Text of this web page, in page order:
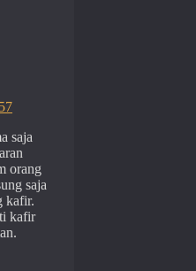
saja
orang
saja
kafir.
kafir